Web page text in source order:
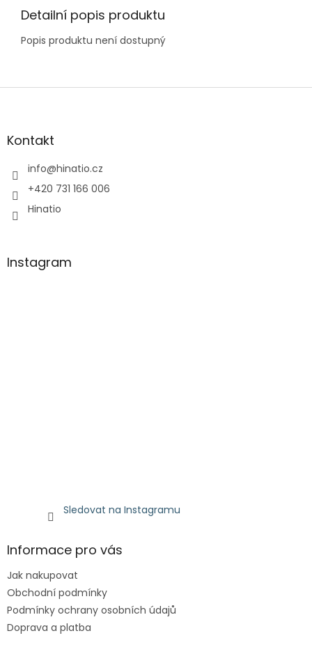
Detailní popis produktu
Popis produktu není dostupný
Z
aKontakt
info@hinatio.cz
+420 731 166 006
Hinatio
Instagram
Sledovat na Instagramu
Informace pro vás
Jak nakupovat
Obchodní podmínky
Podmínky ochrany osobních údajů
Doprava a platba